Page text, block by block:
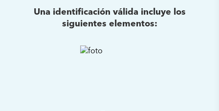
Una identificación válida incluye los
siguientes elementos: